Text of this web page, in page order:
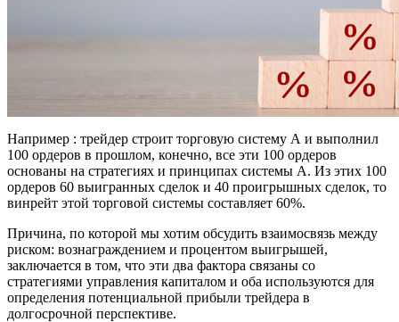
Например : трейдер строит торговую систему А и выполнил
100 ордеров в прошлом, конечно, все эти 100 ордеров
основаны на стратегиях и принципах системы А. Из этих 100
ордеров 60 выигранных сделок и 40 проигрышных сделок, то
винрейт этой торговой системы составляет 60%.
Причина, по которой мы хотим обсудить взаимосвязь между
риском: вознаграждением и процентом выигрышей,
заключается в том, что эти два фактора связаны со
стратегиями управления капиталом и оба используются для
определения потенциальной прибыли трейдера в
долгосрочной перспективе.